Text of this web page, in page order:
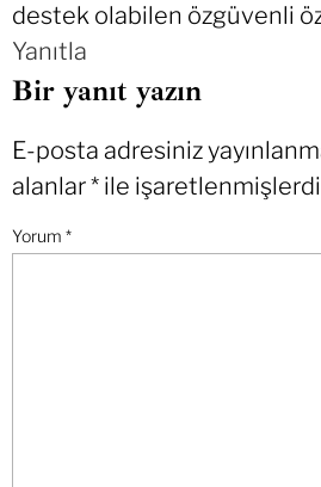
destek olabilen özgüvenli
Yanıtla
Bir yanıt yazın
E-posta adresiniz
alanlar* ile
Yorum *